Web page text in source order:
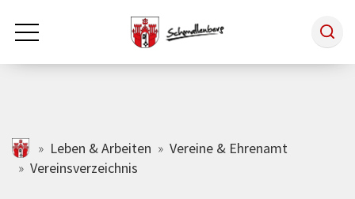
Zum Hauptinhalt springen
Rathaus & Politik
schmallenberg.de
Leben & Arbeiten
Vereine & Ehrenamt
Vereinsverzeichnis